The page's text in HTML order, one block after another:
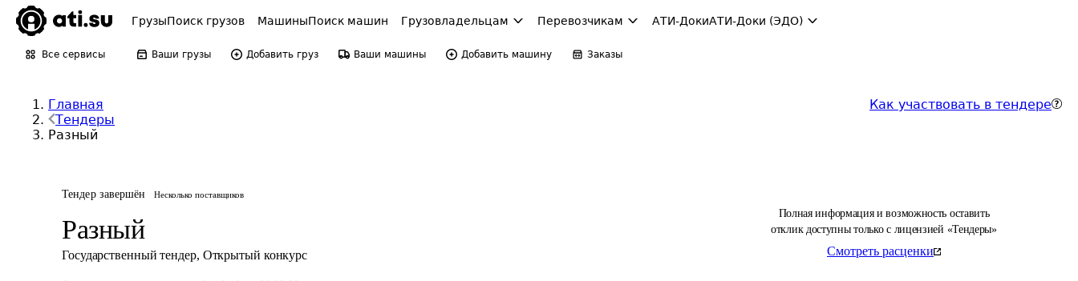
ГрузыПоиск грузов МашиныПоиск машин Грузовладельцам Перевозчикам АТИ-ДокиАТИ-Доки (ЭДО)
Все сервисы Ваши грузы Добавить груз Ваши машины Добавить машину Заказы
Главная
Тендеры
Разный
Как участвовать в тендере
Тендер завершён Несколько поставщиков
Разный
Государственный тендер, Открытый конкурс
Полная информация и возможность оставить
отклик доступны только с лицензией «Тендеры»
Смотреть расценки